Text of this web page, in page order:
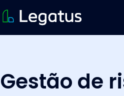
Gestão de